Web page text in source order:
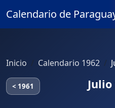
Calendario de
Inicio Calendario 1962
< 1961 Julio